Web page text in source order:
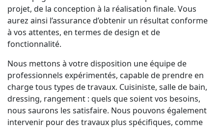
projet, de la conception à la réalisation finale. Vous
aurez ainsi l’assurance d’obtenir un résultat conforme
à vos attentes, en termes de design et de
fonctionnalité.
Nous mettons à votre disposition une équipe de
professionnels expérimentés, capable de prendre en
charge tous types de travaux. Cuisiniste, salle de bain,
dressing, rangement : quels que soient vos besoins,
nous saurons les satisfaire. Nous pouvons également
intervenir pour des travaux plus spécifiques, comme